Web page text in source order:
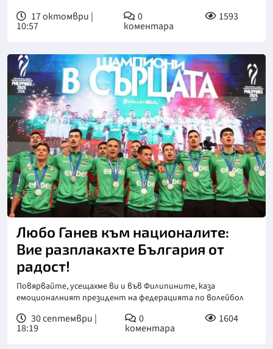
17 октомври |
10:57
0
коментара
1593
Снимка: БТА
Любо Ганев към националите:
Вие разплакахте България от
радост!
Повярвайте, усещахме ви и във Филипините, каза
емоционалният президент на федерацията по волейбол
30 септември |
18:19
0
коментара
1604